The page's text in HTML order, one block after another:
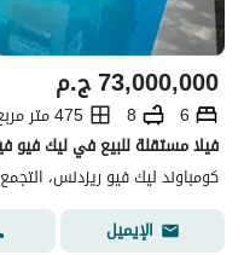
ج.م73,000,000
6
8
475 متر مربع
كومباوند ليك فيو ريزدنس،
الإيميل